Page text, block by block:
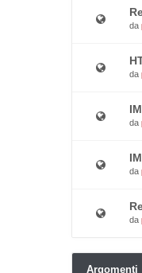
da
da
da
da
da
Argomenti